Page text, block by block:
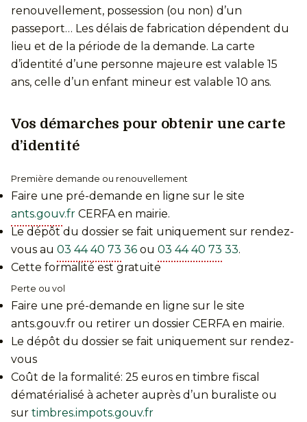
renouvellement, possession (ou non) d’un
passeport… Les délais de fabrication dépendent du
lieu et de la période de la demande. La carte
d’identité d’une personne majeure est valable 15
ans, celle d’un enfant mineur est valable 10 ans.
Vos démarches pour obtenir une carte
d’identité
Première demande ou renouvellement
Faire une pré-demande en ligne sur le site
ants.gouv.fr CERFA en mairie.
Le dépôt du dossier se fait uniquement sur rendez-
vous au 03 44 40 73 36 ou 03 44 40 73 33.
Cette formalité est gratuite
Perte ou vol
Faire une pré-demande en ligne sur le site
ants.gouv.fr ou retirer un dossier CERFA en mairie.
Le dépôt du dossier se fait uniquement sur rendez-
vous
Coût de la formalité: 25 euros en timbre fiscal
dématérialisé à acheter auprès d’un buraliste ou
sur timbres.impots.gouv.fr